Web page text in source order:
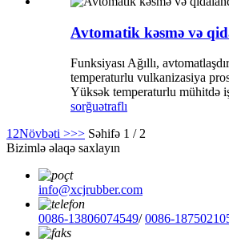
Avtomatik kəsmə və
Funksiyası Ağıllı,
temperaturlu vulkanizasiya
Yüksək temperaturlu mühitdə
sorğuətraflı
1 2Növbəti >>> Səhifə 1 / 2
Bizimlə əlaqə saxlayın
info@xcjrubber.com
0086-13806074549/0086-